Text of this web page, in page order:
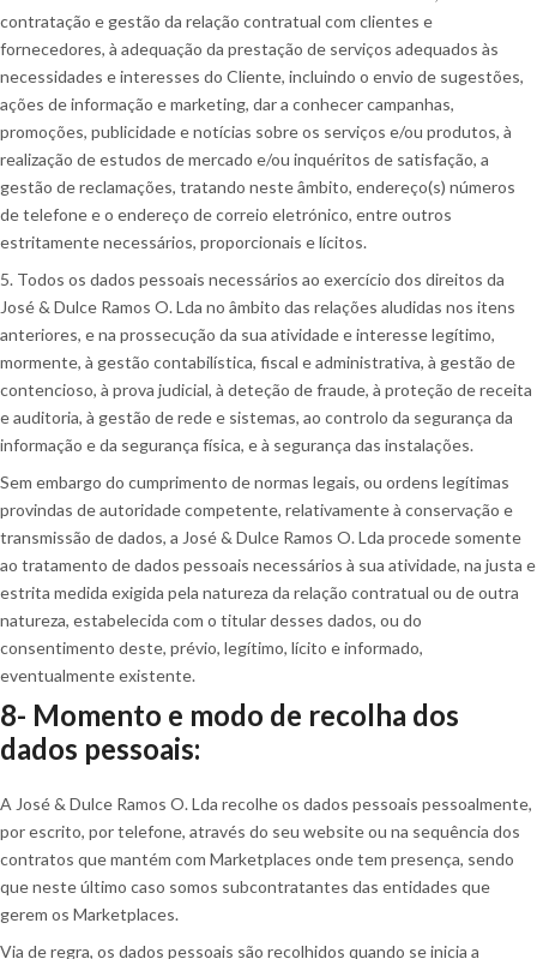
contratação e gestão da relação contratual com clientes e
fornecedores, à adequação da prestação de serviços adequados às
necessidades e interesses do Cliente, incluindo o envio de sugestões,
ações de informação e marketing, dar a conhecer campanhas,
promoções, publicidade e notícias sobre os serviços e/ou produtos, à
realização de estudos de mercado e/ou inquéritos de satisfação, a
gestão de reclamações, tratando neste âmbito, endereço(s) números
de telefone e o endereço de correio eletrónico, entre outros
estritamente necessários, proporcionais e lícitos.
5. Todos os dados pessoais necessários ao exercício dos direitos da
José & Dulce Ramos O. Lda no âmbito das relações aludidas nos itens
anteriores, e na prossecução da sua atividade e interesse legítimo,
mormente, à gestão contabilística, fiscal e administrativa, à gestão de
contencioso, à prova judicial, à deteção de fraude, à proteção de receita
e auditoria, à gestão de rede e sistemas, ao controlo da segurança da
informação e da segurança física, e à segurança das instalações.
Sem embargo do cumprimento de normas legais, ou ordens legítimas
provindas de autoridade competente, relativamente à conservação e
transmissão de dados, a José & Dulce Ramos O. Lda procede somente
ao tratamento de dados pessoais necessários à sua atividade, na justa e
estrita medida exigida pela natureza da relação contratual ou de outra
natureza, estabelecida com o titular desses dados, ou do
consentimento deste, prévio, legítimo, lícito e informado,
eventualmente existente.
8- Momento e modo de recolha dos
dados pessoais:
A José & Dulce Ramos O. Lda recolhe os dados pessoais pessoalmente,
por escrito, por telefone, através do seu website ou na sequência dos
contratos que mantém com Marketplaces onde tem presença, sendo
que neste último caso somos subcontratantes das entidades que
gerem os Marketplaces.
Via de regra, os dados pessoais são recolhidos quando se inicia a